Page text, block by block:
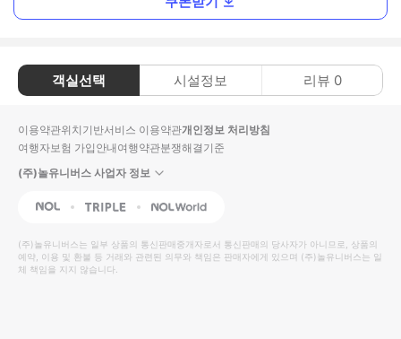
객실선택 시설정보 리뷰 0
이용약관위치기반서비스 이용약관개인정보 처리방침
여행자보험 가입안내여행약관분쟁해결기준
(주)놀유니버스 사업자 정보
NOL Triple Interpark Global
(주)놀유니버스는 일부 상품의 통신판매중개자로서 통신판매의 당사자가 아니므로, 상품의
예약, 이용 및 환불 등 거래와 관련된 의무와 책임은 판매자에게 있으며 (주)놀유니버스는 일
체 책임을 지지 않습니다.